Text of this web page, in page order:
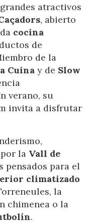
atractivos
, abierto
cocina
de
de la
Cuina y de Slow
verano, su
invita a disfrutar
la Vall de
pensados para el
climatizado
la
chimenea o la
.
Siempre activas
recopilar
nuestros servicios.
de la
la posibilidad
si así lo desea,
duro, aunque
podrá ocasionar
web.
sitio web. La
de cookies se
la web para la
de los usuarios con
del análisis de los
servicio. Permiten
del usuario para
y para ofrecer una
recomendados.